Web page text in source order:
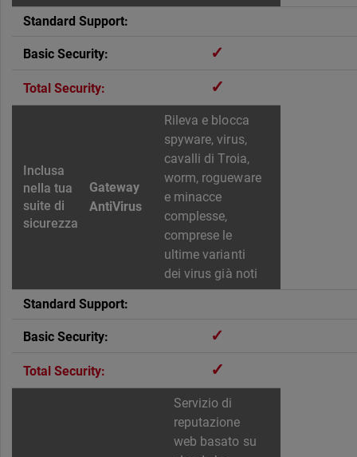
✓
✓
Gateway
AntiVirus
Rileva e blocca
spyware, virus,
cavalli di Troia,
worm, rogueware
e minacce
complesse,
comprese le
ultime varianti
dei virus già noti
✓
✓
Servizio di
reputazione
web basato su